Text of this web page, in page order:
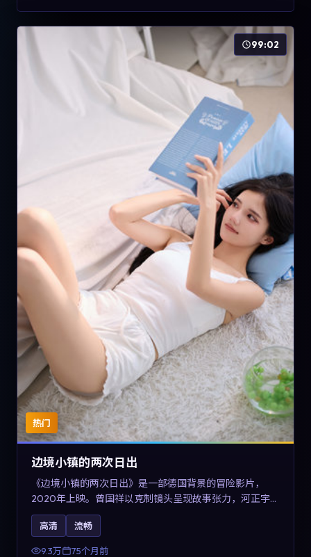
热门
99:02
边境小镇的两次日出
《边境小镇的两次日出》是一部德国背景的冒险影片，
2020年上映。曾国祥以克制镜头呈现故事张力，河正宇、
孙俪与任素汐的对手戏可圈可点。剧情层面在战争余波中
刻画小人物的尊严与信念，对关注导演风格与演员阵容的
观众具有检索与收藏价值。
高清 流畅
9.3万 75个月前